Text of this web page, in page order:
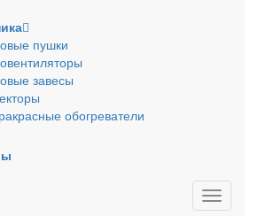
пушки
завесы
обогреватели